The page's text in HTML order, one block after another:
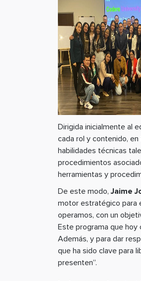
Dirigida inicialmente al
cada rol y contenido,
habilidades técnicas
procedimientos
herramientas y
De este modo,Jaime
motor estratégico para
operamos, con un
Este programa que
Además, y para dar
que ha sido clave para
presenten”.